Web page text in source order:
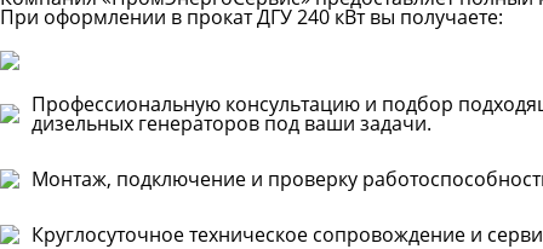
При оформлении в прокат ДГУ 240 кВт вы получаете:
Профессиональную консультацию и подбор
дизельных генераторов под ваши задачи.
Монтаж, подключение и проверку
Круглосуточное техническое сопровождение и